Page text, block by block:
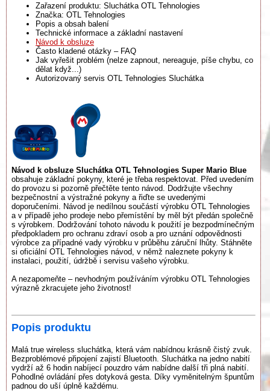
Zařazení produktu: Sluchátka OTL Tehnologies
Značka: OTL Tehnologies
Popis a obsah balení
Technické informace a základní nastavení
Návod k obsluze
Často kladené otázky – FAQ
Jak vyřešit problém (nelze zapnout, nereaguje, píše chybu, co
dělat když...)
Autorizovaný servis OTL Tehnologies Sluchátka
Návod k obsluze Sluchátka OTL Tehnologies Super Mario Blue
obsahuje základní pokyny, které je třeba respektovat. Před uvedením
do provozu si pozorně přečtěte tento návod. Dodržujte všechny
bezpečnostní a výstražné pokyny a řiďte se uvedenými
doporučeními. Návod je nedílnou součástí výrobku OTL Tehnologies
a v případě jeho prodeje nebo přemístění by měl být předán společně
s výrobkem. Dodržování tohoto návodu k použití je bezpodmínečným
předpokladem pro ochranu zdraví osob a pro uznání odpovědnosti
výrobce za případné vady výrobku v průběhu záruční lhůty. Stáhněte
si oficiální OTL Tehnologies návod, v němž naleznete pokyny k
instalaci, použití, údržbě i servisu vašeho výrobku.
A nezapomeňte – nevhodným používáním výrobku OTL Tehnologies
výrazně zkracujete jeho životnost!
Popis produktu
Malá true wireless sluchátka, která vám nabídnou krásně čistý zvuk.
Bezproblémové připojení zajistí Bluetooth. Sluchátka na jedno nabití
vydrží až 6 hodin nabíjecí pouzdro vám nabídne další tři plná nabití.
Pohodlné ovládání přes dotyková gesta. Díky vyměnitelným špuntům
padnou do uší úplně každému.